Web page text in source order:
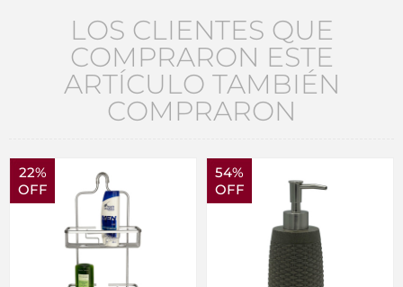
LOS CLIENTES QUE
COMPRARON ESTE
ARTÍCULO TAMBIÉN
COMPRARON
22%
OFF
54%
OFF